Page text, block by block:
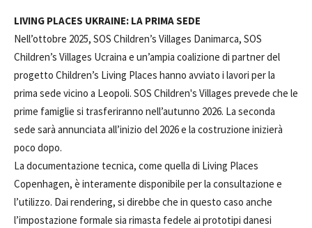
LIVING PLACES UKRAINE: LA PRIMA SEDE
Nell’ottobre 2025, SOS Children’s Villages Danimarca, SOS
Children’s Villages Ucraina e un’ampia coalizione di partner del
progetto Children’s Living Places hanno avviato i lavori per la
prima sede vicino a Leopoli. SOS Children's Villages prevede che le
prime famiglie si trasferiranno nell’autunno 2026. La seconda
sede sarà annunciata all’inizio del 2026 e la costruzione inizierà
poco dopo.
La documentazione tecnica, come quella di Living Places
Copenhagen, è interamente disponibile per la consultazione e
l’utilizzo. Dai rendering, si direbbe che in questo caso anche
l’impostazione formale sia rimasta fedele ai prototipi danesi